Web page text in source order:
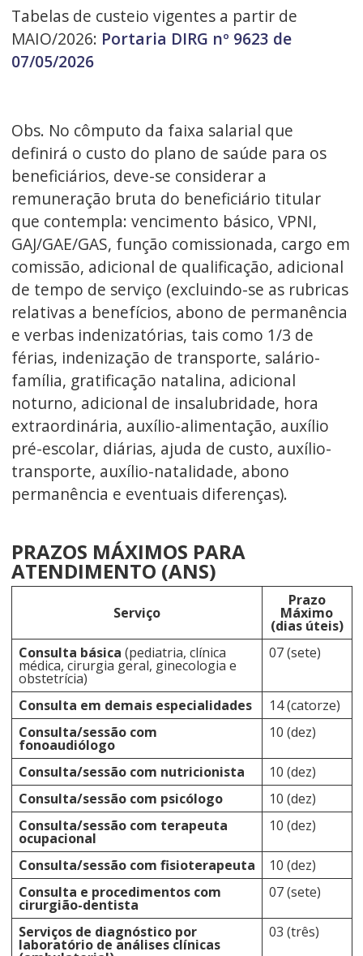
Tabelas de custeio vigentes a partir de
MAIO/2026: Portaria DIRG nº 9623 de
07/05/2026
Obs. No cômputo da faixa salarial que
definirá o custo do plano de saúde para os
beneficiários, deve-se considerar a
remuneração bruta do beneficiário titular
que contempla: vencimento básico, VPNI,
GAJ/GAE/GAS, função comissionada, cargo em
comissão, adicional de qualificação, adicional
de tempo de serviço (excluindo-se as rubricas
relativas a benefícios, abono de permanência
e verbas indenizatórias, tais como 1/3 de
férias, indenização de transporte, salário-
família, gratificação natalina, adicional
noturno, adicional de insalubridade, hora
extraordinária, auxílio-alimentação, auxílio
pré-escolar, diárias, ajuda de custo, auxílio-
transporte, auxílio-natalidade, abono
permanência e eventuais diferenças).
PRAZOS MÁXIMOS PARA
ATENDIMENTO (ANS)
Serviço
Prazo
Máximo
(dias úteis)
Consulta básica (pediatria, clínica
médica, cirurgia geral, ginecologia e
obstetrícia)
07 (sete)
Consulta em demais especialidades
14 (catorze)
Consulta/sessão com
fonoaudiólogo
10 (dez)
Consulta/sessão com nutricionista
10 (dez)
Consulta/sessão com psicólogo
10 (dez)
Consulta/sessão com terapeuta
ocupacional
10 (dez)
Consulta/sessão com fisioterapeuta
10 (dez)
Consulta e procedimentos com
cirurgião-dentista
07 (sete)
Serviços de diagnóstico por
laboratório de análises clínicas
03 (três)